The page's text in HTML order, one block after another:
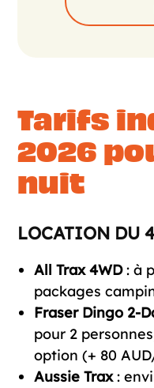
Tarifs
2026
nuit
LOCATION DU
All Trax 4WD: à
packages
Fraser Dingo 2-
pour 2
option (+ 80
Aussie Trax: